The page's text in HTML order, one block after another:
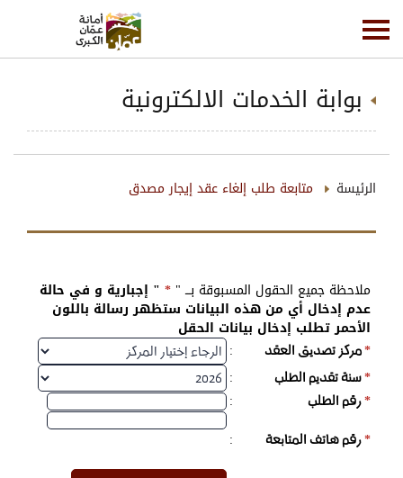
بوابة الخدمات الالكترونية
الرئيسة متابعة طلب إلغاء عقد إيجار مصدق
ملاحظة جميع الحقول المسبوقة بـــ " * " إجبارية و في حالة
عدم إدخال أي من هذه البيانات ستظهر رسالة باللون
الأحمر تطلب إدخال بيانات الحقل
*مركز تصديق العقد
:
*سنة تقديم الطلب
:
*رقم الطلب
:
*رقم هاتف المتابعة :